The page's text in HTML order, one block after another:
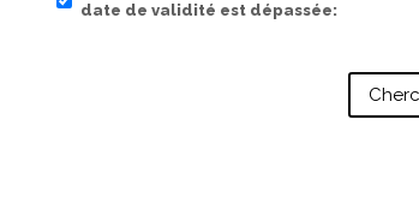
date de validité est dépassée